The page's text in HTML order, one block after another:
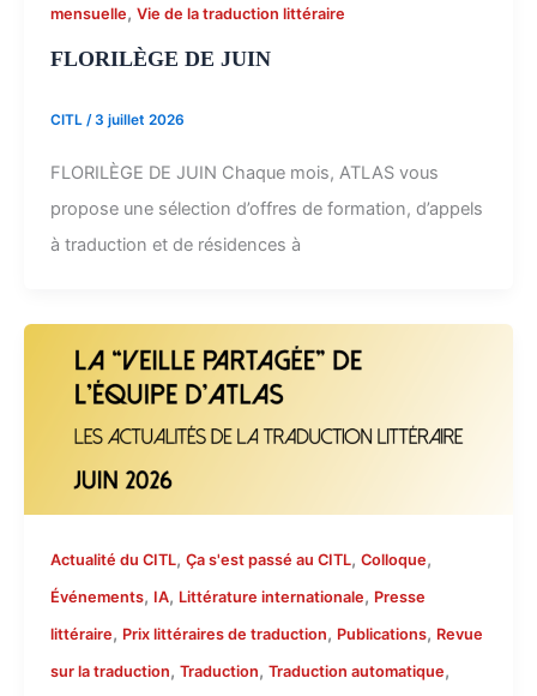
mensuelle, Vie de la traduction littéraire
FLORILÈGE DE JUIN
CITL /3 juillet 2026
FLORILÈGE DE JUIN Chaque mois, ATLAS vous
propose une sélection d’offres de formation, d’appels
à traduction et de résidences à
Actualité du CITL, Ça s'est passé au CITL, Colloque,
Événements, IA, Littérature internationale, Presse
littéraire, Prix littéraires de traduction, Publications, Revue
sur la traduction, Traduction, Traduction automatique,